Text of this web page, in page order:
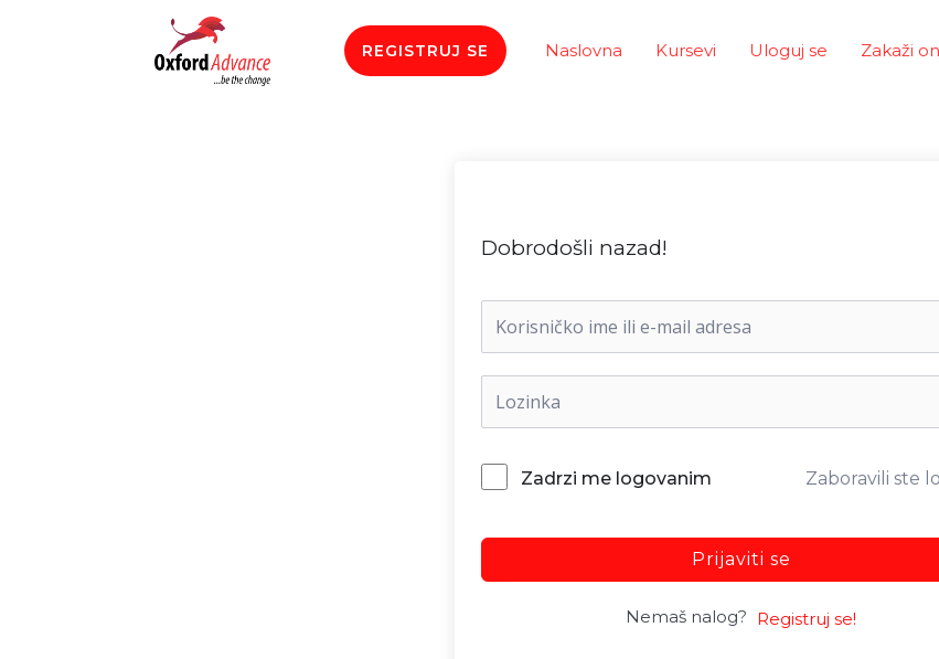
REGISTRUJ SE Naslovna Kursevi Uloguj se Zakaži
Dobrodošli nazad!
Zadrzi me logovanim Zaboravili ste
Prijaviti se
Nemaš nalog? Registruj se!